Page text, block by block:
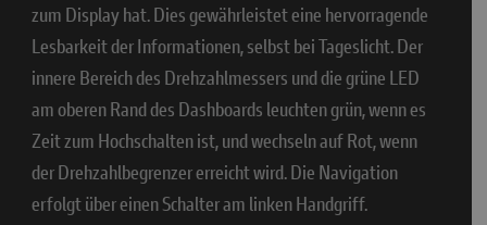
zum Display hat. Dies gewährleistet eine hervorragende
Lesbarkeit der Informationen, selbst bei Tageslicht. Der
innere Bereich des Drehzahlmessers und die grüne LED
am oberen Rand des Dashboards leuchten grün, wenn es
Zeit zum Hochschalten ist, und wechseln auf Rot, wenn
der Drehzahlbegrenzer erreicht wird. Die Navigation
erfolgt über einen Schalter am linken Handgriff.